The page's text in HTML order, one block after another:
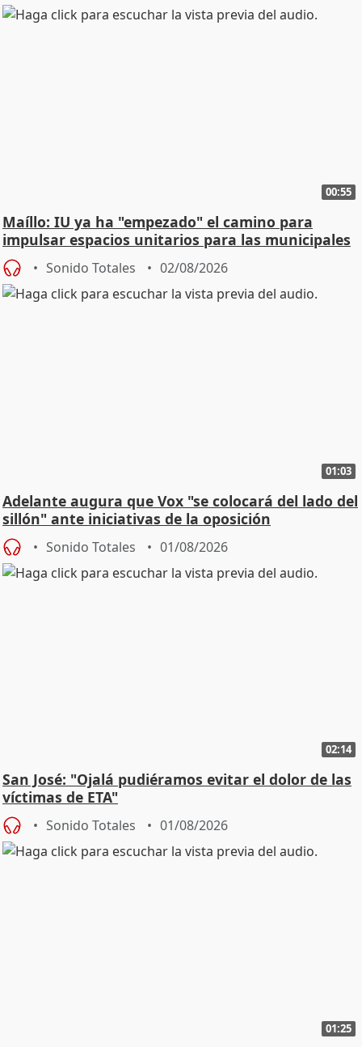
00:55
Maíllo: IU ya ha "empezado" el camino para
impulsar espacios unitarios para las municipales
Sonido Totales 02/08/2026
01:03
Adelante augura que Vox "se colocará del lado del
sillón" ante iniciativas de la oposición
Sonido Totales 01/08/2026
02:14
San José: "Ojalá pudiéramos evitar el dolor de las
víctimas de ETA"
Sonido Totales 01/08/2026
01:25